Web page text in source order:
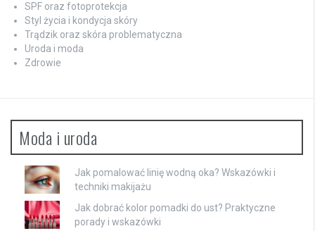
SPF oraz fotoprotekcja
Styl życia i kondycja skóry
Trądzik oraz skóra problematyczna
Uroda i moda
Zdrowie
Moda i uroda
Jak pomalować linię wodną oka? Wskazówki i
techniki makijażu
Jak dobrać kolor pomadki do ust? Praktyczne
porady i wskazówki